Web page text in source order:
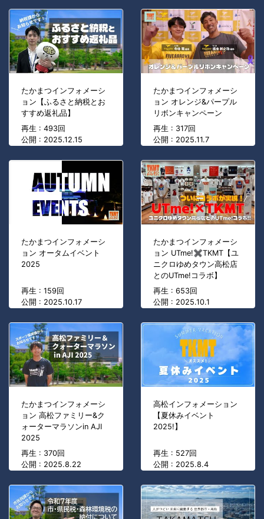
たかまつインフォメーシ
ョン【ふるさと納税とお
すすめ返礼品】
再生 : 493回
公開 : 2025.12.15
たかまつインフォメーシ
ョン オレンジ&パープル
リボンキャンペーン
再生 : 317回
公開 : 2025.11.7
たかまつインフォメーシ
ョン オータムイベント
2025
再生 : 159回
公開 : 2025.10.17
たかまつインフォメーシ
ョン UTme!✖TKMT【ユ
ニクロゆめタウン高松店
とのUTme!コラボ】
再生 : 653回
公開 : 2025.10.1
たかまつインフォメーシ
ョン 高松ファミリー&ク
ォーターマラソンin AJI
2025
再生 : 370回
公開 : 2025.8.22
高松インフォメーション
【夏休みイベント
2025!】
再生 : 527回
公開 : 2025.8.4